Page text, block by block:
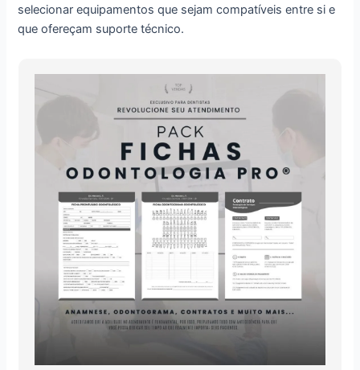
selecionar equipamentos que sejam compatíveis entre si e
que ofereçam suporte técnico.